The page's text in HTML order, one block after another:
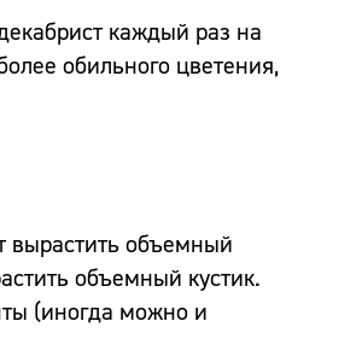
каждый раз на
обильного цветения,
вырастить объемный
объемный кустик.
(иногда можно и